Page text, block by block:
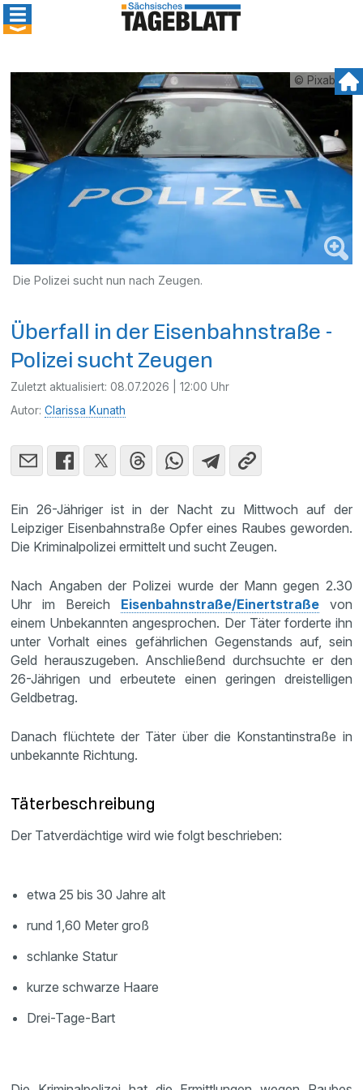
© Pixabay
Die Polizei sucht nun nach Zeugen.
Überfall in der Eisenbahnstraße -
Polizei sucht Zeugen
Zuletzt aktualisiert:08.07.2026 | 12:00 Uhr
Autor:Clarissa Kunath
Ein 26-Jähriger ist in der Nacht zu Mittwoch auf der
Leipziger Eisenbahnstraße Opfer eines Raubes geworden.
Die Kriminalpolizei ermittelt und sucht Zeugen.
Nach Angaben der Polizei wurde der Mann gegen 2.30
Uhr im Bereich Eisenbahnstraße/Einertstraßevon
einem Unbekannten angesprochen. Der Täter forderte ihn
unter Vorhalt eines gefährlichen Gegenstands auf, sein
Geld herauszugeben. Anschließend durchsuchte er den
26-Jährigen und erbeutete einen geringen dreistelligen
Geldbetrag.
Danach flüchtete der Täter über die Konstantinstraße in
unbekannte Richtung.
Täterbeschreibung
Der Tatverdächtige wird wie folgt beschrieben:
etwa 25 bis 30 Jahre alt
rund 1,60 Meter groß
schlanke Statur
kurze schwarze Haare
Drei-Tage-Bart